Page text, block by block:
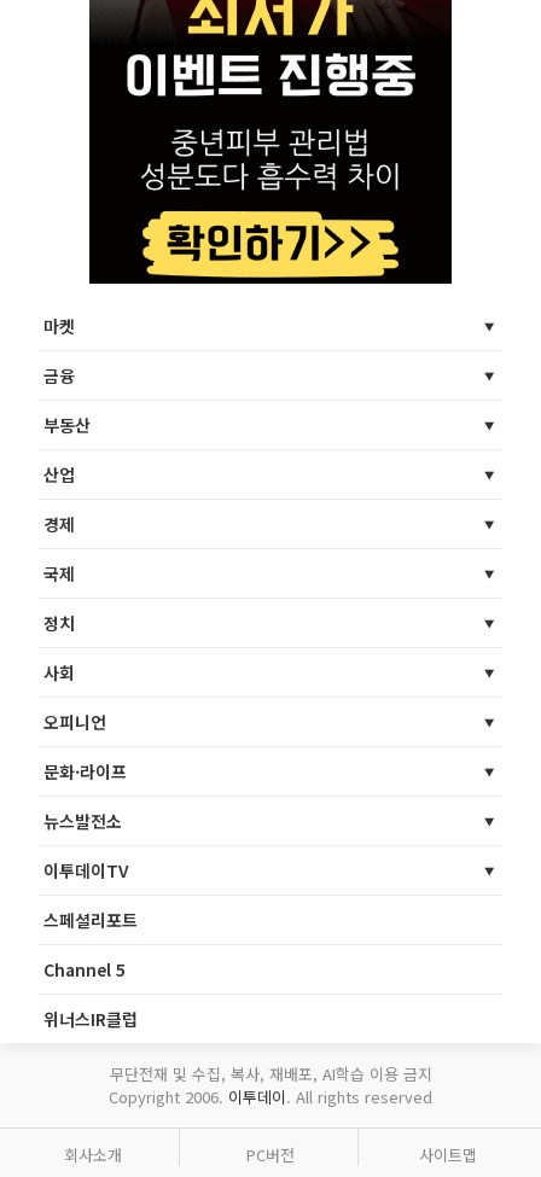
마켓
금융
부동산
산업
경제
국제
정치
사회
오피니언
문화·라이프
뉴스발전소
이투데이TV
스페셜리포트
Channel 5
위너스IR클럽
무단전재 및 수집, 복사, 재배포, AI학습 이용 금지
Copyright 2006. 이투데이. All rights reserved
회사소개 PC버전 사이트맵